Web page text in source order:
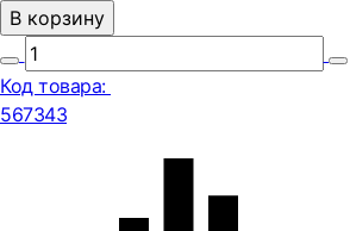
В корзину
Код товара:
567343